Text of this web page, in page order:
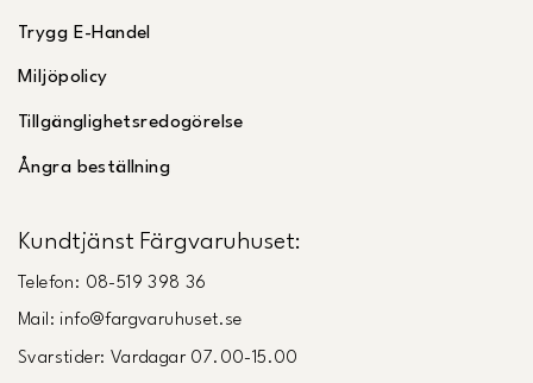
Trygg E-Handel
Miljöpolicy
Tillgänglighetsredogörelse
Ångra beställning
Kundtjänst Färgvaruhuset:
Telefon: 08-519 398 36
Mail: info@fargvaruhuset.se
Svarstider: Vardagar 07.00-15.00